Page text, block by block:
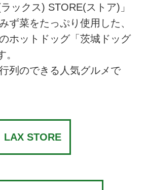
ックス) STORE(ストア)」
ず菜をたっぷり使用した、
ホットドッグ「茨城ドッグ
列のできる人気グルメで
LAX STORE